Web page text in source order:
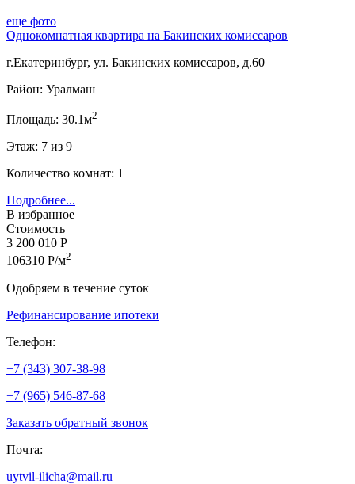
еще фото
Однокомнатная квартира на Бакинских комиссаров
г.Екатеринбург, ул. Бакинских комиссаров, д.60
Район: Уралмаш
Площадь: 30.1м2
Этаж: 7 из 9
Количество комнат: 1
Подробнее...
В избранное
Стоимость
3 200 010 Р
106310 Р/м2
Одобряем в течение суток
Рефинансирование ипотеки
Телефон:
+7 (343) 307-38-98
+7 (965) 546-87-68
Заказать обратный звонок
Почта:
uytvil-ilicha@mail.ru